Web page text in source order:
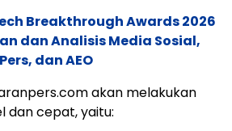
Breakthrough Awards 2026
dan Analisis Media Sosial,
dan AEO
akan melakukan
dan cepat, yaitu: